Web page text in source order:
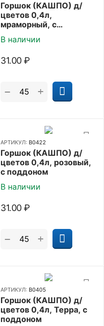
Горшок (КАШПО) д/
цветов 0,4л,
мраморный, с
поддоном
В наличии
31.00 ₽
+
−
АРТИКУЛ: В0422
Горшок (КАШПО) д/
цветов 0,4л, розовый,
с поддоном
В наличии
31.00 ₽
+
−
АРТИКУЛ: В0405
Горшок (КАШПО) д/
цветов 0,4л, Терра, с
поддоном